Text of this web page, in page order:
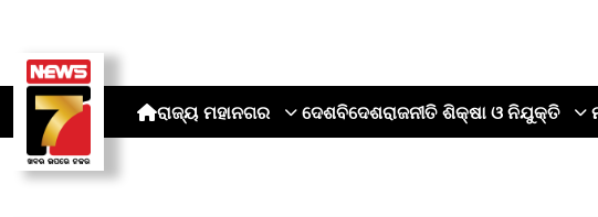
ରାଜ୍ୟ ମହାନଗର ଦେଶବିଦେଶରାଜନୀତି ଶିକ୍ଷା ଓ ନିଯୁକ୍ତି